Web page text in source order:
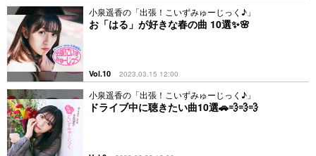
小泉遥香の「出張！こいずみゅーじっく♪」
お「はる」が好きな春の曲 10選✨🌸
Vol.10 2023.03.15 12:00
小泉遥香の「出張！こいずみゅーじっく♪」
ドライブ中に聴きたい曲10選🚗💨💨💨